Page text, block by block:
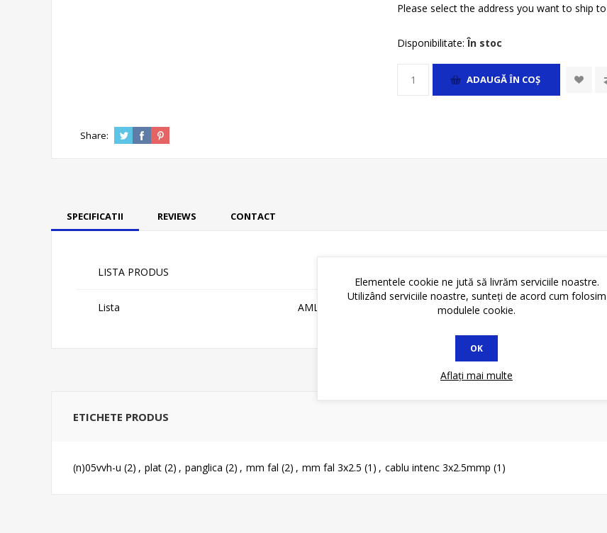
Please select the address you want to ship to
Disponibilitate: În stoc
ADAUGĂ ȊN COŞ
Share:
SPECIFICATII REVIEWS CONTACT
LISTA PRODUS
Lista AML
ETICHETE PRODUS
(n)05vvh-u (2) , plat (2) , panglica (2) , mm fal (2) , mm fal 3x2.5 (1) , cablu intenc 3x2.5mmp (1)
Elementele cookie ne jută să livrăm serviciile noastre.
Utilizând serviciile noastre, sunteți de acord cum folosim
modulele cookie.
OK
Aflați mai multe